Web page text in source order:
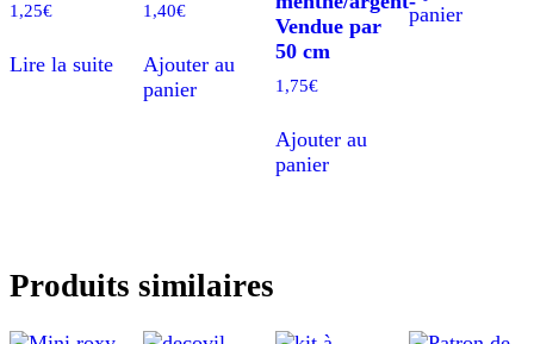
1,25€
Lire la suite
1,40€
Ajouter au
panier
Vendue par
50 cm
1,75€
Ajouter au
panier
panier
Produits similaires